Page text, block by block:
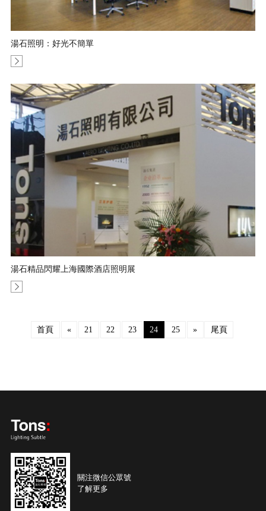
湯石照明：好光不簡單
湯石精品閃耀上海國際酒店照明展
首頁 « 21 22 23 24 25 » 尾頁
關注微信公眾號
了解更多